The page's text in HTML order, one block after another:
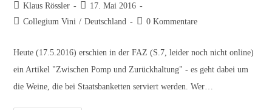
Beitrags-
Autor:
Klaus Rössler
Beitrag
veröffentlicht:
17. Mai 2016
Beitrags-
Collegium Vini / Deutschland
Beitrags-
0 Kommentare
Heute (17.5.2016) erschien in der FAZ (S.7, leider noch nicht online)
ein Artikel "Zwischen Pomp und Zurückhaltung" - es geht dabei um
die Weine, die bei Staatsbanketten serviert werden. Wer…